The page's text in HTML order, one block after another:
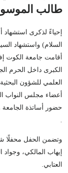
طالب
إحياءً لذكرى استشهاد
السلام) واستشهاد
أقامت جامعة الكوت
الكبرى داخل الحرم
العلمي للشؤون
أعضاء مجلس النواب
حضور أساتذة الجامعة
.
وتضمن الحفل محفلًا
إيهاب المالكي،
العتابي.